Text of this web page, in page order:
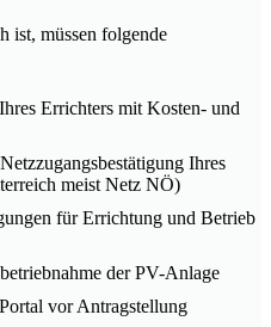
ist, müssen folgende
Errichters mit Kosten- und
Ihres
meist Netz NÖ)
für Errichtung und Betrieb
der PV-Anlage
vor Antragstellung